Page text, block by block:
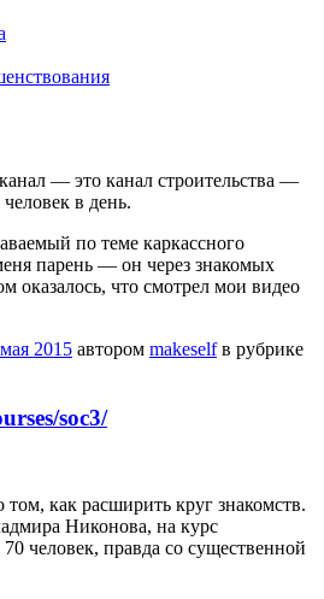
— это канал строительства —
в день.
по теме каркассного
парень — он через знакомых
оказалось, что смотрел мои видео
2015 автором makeselfв рубрике
soc3/
том, как расширить круг знакомств.
Никонова, на курс
человек, правда со существенной